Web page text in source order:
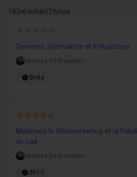
1 à2résultat| 2tutos
Devenez Journaliste et Influenceur
Nicolas De Beaulieu
5h44
4
Maîtrisez le Webmarketing et la
de cas
Nicolas De Beaulieu
3h17